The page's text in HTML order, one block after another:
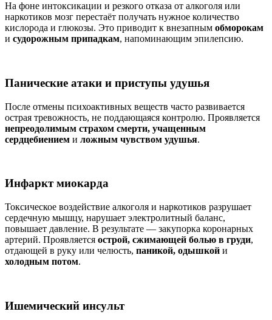
На фоне интоксикации и резкого отказа от алкоголя или
наркотиков мозг перестаёт получать нужное количество
кислорода и глюкозы. Это приводит к внезапным обморокам
и судорожным припадкам, напоминающим эпилепсию.
Панические атаки и приступы удушья
После отмены психоактивных веществ часто развивается
острая тревожность, не поддающаяся контролю. Проявляется
непреодолимым страхом смерти, учащенным
сердцебиением и ложным чувством удушья.
Инфаркт миокарда
Токсическое воздействие алкоголя и наркотиков разрушает
сердечную мышцу, нарушает электролитный баланс,
повышает давление. В результате — закупорка коронарных
артерий. Проявляется острой, сжимающей болью в груди,
отдающей в руку или челюсть, паникой, одышкой и
холодным потом.
Ишемический инсульт